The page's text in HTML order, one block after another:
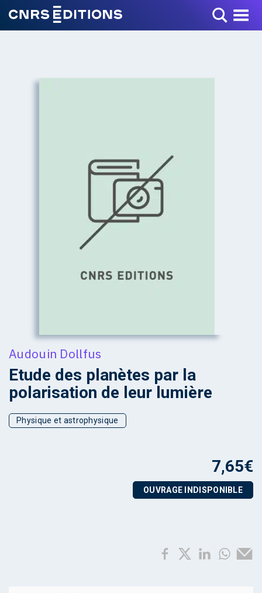
Toggle Menu
Audouin Dollfus
Etude des planètes par la
polarisation de leur lumière
Physique et astrophysique
7,65€
OUVRAGE INDISPONIBLE